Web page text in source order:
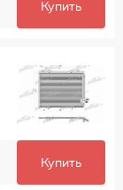
Купить
Купить